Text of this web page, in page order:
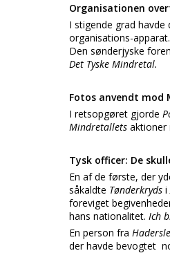
Organisationen
I stigende grad havde
organisations-
Den sønderjyske
Det Tyske Mindretal.
Fotos anvendt mod
I retsopgøret gjorde
Mindretallets aktioner
Tysk officer: De
En af de første, der
såkaldte Tønderkryds i
foreviget
hans nationalitet. Ich
En person fra
der havde bevogtet